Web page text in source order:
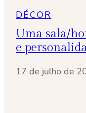
DÉCOR
Uma sala/
e
17 de julho de